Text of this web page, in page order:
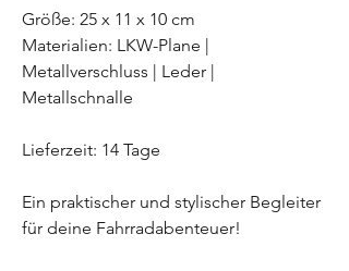
Größe: 25 x 11 x 10 cm
Materialien: LKW-Plane |
Metallverschluss | Leder |
Metallschnalle
Lieferzeit: 14 Tage
Ein praktischer und stylischer Begleiter
für deine Fahrradabenteuer!